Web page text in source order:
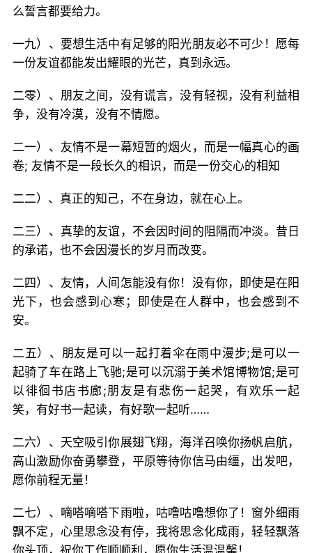
么誓言都要给力。
一九）、要想生活中有足够的阳光朋友必不可少！愿每
一份友谊都能发出耀眼的光芒，真到永远。
二零）、朋友之间，没有谎言，没有轻视，没有利益相
争，没有冷漠，没有不情愿。
二一）、友情不是一幕短暂的烟火，而是一幅真心的画
卷; 友情不是一段长久的相识，而是一份交心的相知
二二）、真正的知己，不在身边，就在心上。
二三）、真挚的友谊，不会因时间的阻隔而冲淡。昔日
的承诺，也不会因漫长的岁月而改变。
二四）、友情，人间怎能没有你！没有你，即使是在阳
光下，也会感到心寒；即使是在人群中，也会感到不
安。
二五）、朋友是可以一起打着伞在雨中漫步;是可以一
起骑了车在路上飞驰;是可以沉溺于美术馆博物馆;是可
以徘徊书店书廊;朋友是有悲伤一起哭，有欢乐一起
笑，有好书一起读，有好歌一起听……
二六）、天空吸引你展翅飞翔，海洋召唤你扬帆启航，
高山激励你奋勇攀登，平原等待你信马由缰，出发吧，
愿你前程无量！
二七）、嘀嗒嘀嗒下雨啦，咕噜咕噜想你了！窗外细雨
飘不定，心里思念没有停，我将思念化成雨，轻轻飘落
你头顶，祝你工作顺顺利，愿你生活温温馨！